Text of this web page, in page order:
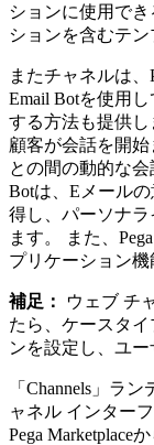
ションに使用で
ションを含むテン
またチャネルは、
Email Botを使用
する方法も提供し
顧客が会話を開
との間の動的な会
Botは、Eメール
得し、パーソナ
ます。 また、
プリケーション機
補足：
ウェブ チ
たら、ケースタ
ンを設定し、ユ
「Channels」 ラン
ャネル インター
Pega Marketplace